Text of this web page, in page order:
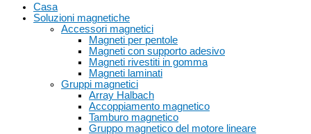
Casa
Soluzioni magnetiche
Accessori magnetici
Magneti per pentole
Magneti con supporto adesivo
Magneti rivestiti in gomma
Magneti laminati
Gruppi magnetici
Array Halbach
Accoppiamento magnetico
Tamburo magnetico
Gruppo magnetico del motore lineare